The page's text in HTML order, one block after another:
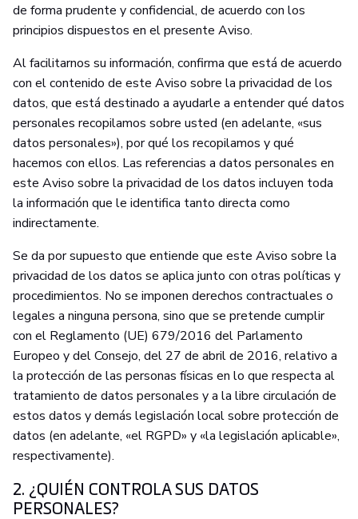
de forma prudente y confidencial, de acuerdo con los
principios dispuestos en el presente Aviso.
Al facilitarnos su información, confirma que está de acuerdo
con el contenido de este Aviso sobre la privacidad de los
datos, que está destinado a ayudarle a entender qué datos
personales recopilamos sobre usted (en adelante, «sus
datos personales»), por qué los recopilamos y qué
hacemos con ellos. Las referencias a datos personales en
este Aviso sobre la privacidad de los datos incluyen toda
la información que le identifica tanto directa como
indirectamente.
Se da por supuesto que entiende que este Aviso sobre la
privacidad de los datos se aplica junto con otras políticas y
procedimientos. No se imponen derechos contractuales o
legales a ninguna persona, sino que se pretende cumplir
con el Reglamento (UE) 679/2016 del Parlamento
Europeo y del Consejo, del 27 de abril de 2016, relativo a
la protección de las personas físicas en lo que respecta al
tratamiento de datos personales y a la libre circulación de
estos datos y demás legislación local sobre protección de
datos (en adelante, «el RGPD» y «la legislación aplicable»,
respectivamente).
2. ¿QUIÉN CONTROLA SUS DATOS
PERSONALES?